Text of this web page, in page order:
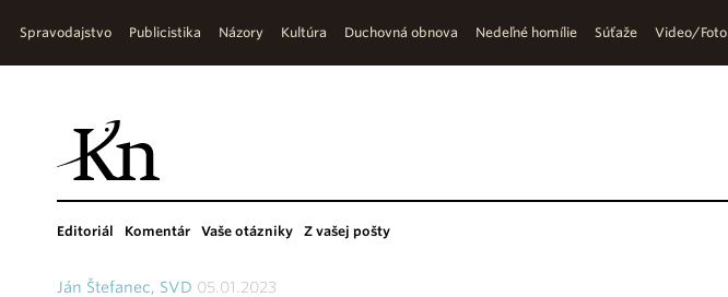
Spravodajstvo Publicistika Názory Kultúra Duchovná obnova Nedeľné homílie Súťaže Video/Foto
Editoriál Komentár Vaše otázniky Z vašej pošty
Ján Štefanec, SVD 05.01.2023